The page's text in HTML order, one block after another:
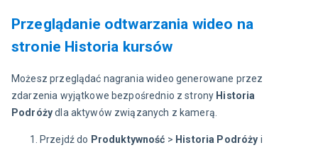
Przeglądanie odtwarzania wideo na
stronie Historia kursów
Możesz przeglądać nagrania wideo generowane przez
zdarzenia wyjątkowe bezpośrednio z strony Historia
Podróży dla aktywów związanych z kamerą.
Przejdź do Produktywność > Historia Podróży i